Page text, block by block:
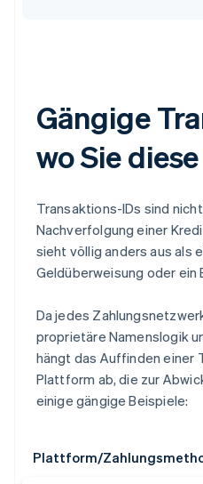
Gängige
wo Sie
Transaktions-IDs sind
Nachverfolgung einer
sieht völlig anders aus als
Geldüberweisung oder ein
Da jedes
proprietäre Namenslogik
hängt das Auffinden einer
Plattform ab, die zur
einige gängige Beispiele:
Plattform/